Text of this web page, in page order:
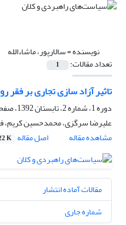
نویسنده =سالارپور، ماشاءالله
تعداد مقالات: 1
تاثیر آزاد سازی تجاری بر فقر
دوره 1، شماره 2، تابستان 1392، صفحه
علیرضا سرگزی، محمدحسین کریم،
مشاهده مقاله
اصل مقاله K
مقالات آماده انتشار
شماره جاری